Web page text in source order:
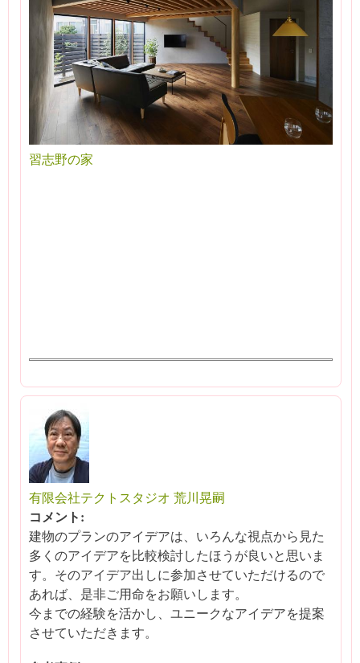
習志野の家
有限会社テクトスタジオ 荒川晃嗣
コメント:
建物のプランのアイデアは、いろんな視点から見た
多くのアイデアを比較検討したほうが良いと思いま
す。そのアイデア出しに参加させていただけるので
あれば、是非ご用命をお願いします。
今までの経験を活かし、ユニークなアイデアを提案
させていただきます。